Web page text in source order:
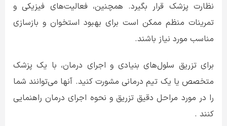
نظارت پزشک قرار بگیرد. همچنین، فعالیت‌های فیزیکی و
تمرینات منظم ممکن است برای بهبود استخوان و بازسازی
مناسب مورد نیاز باشند.
برای تزریق سلول‌های بنیادی و اجرای درمان، با یک پزشک
متخصص یا یک تیم درمانی مشورت کنید. آنها می‌توانند شما
را در مورد مراحل دقیق تزریق و نحوه اجرای درمان راهنمایی
کنند .